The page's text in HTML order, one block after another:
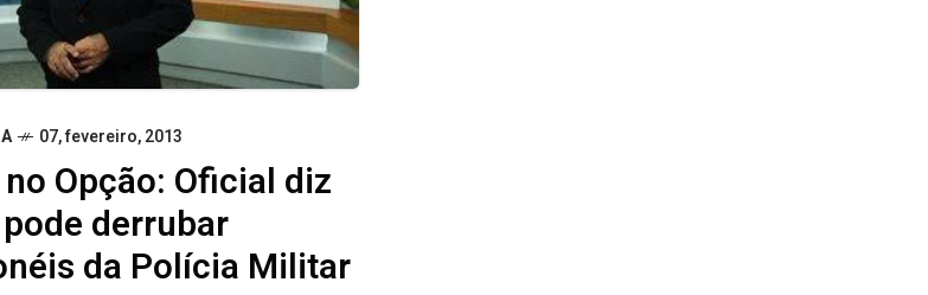
07, fevereiro, 2013
no Opção: Oficial diz
derrubar
da Polícia Militar